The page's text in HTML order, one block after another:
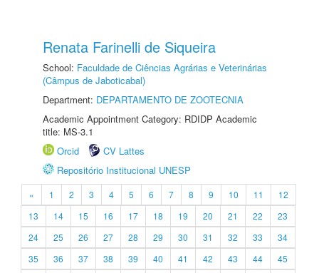
Renata Farinelli de Siqueira
School: Faculdade de Ciências Agrárias e Veterinárias
(Câmpus de Jaboticabal)
Department: DEPARTAMENTO DE ZOOTECNIA
Academic Appointment Category: RDIDP Academic
title: MS-3.1
Orcid
CV Lattes
Repositório Institucional UNESP
« 1 2 3 4 5 6 7 8 9 10 11
12
13
14 15 16 17 18 19 20 21 22
23
24
25 26 27 28 29 30 31 32 33
34
35
36 37 38 39 40 41 42 43 44
45